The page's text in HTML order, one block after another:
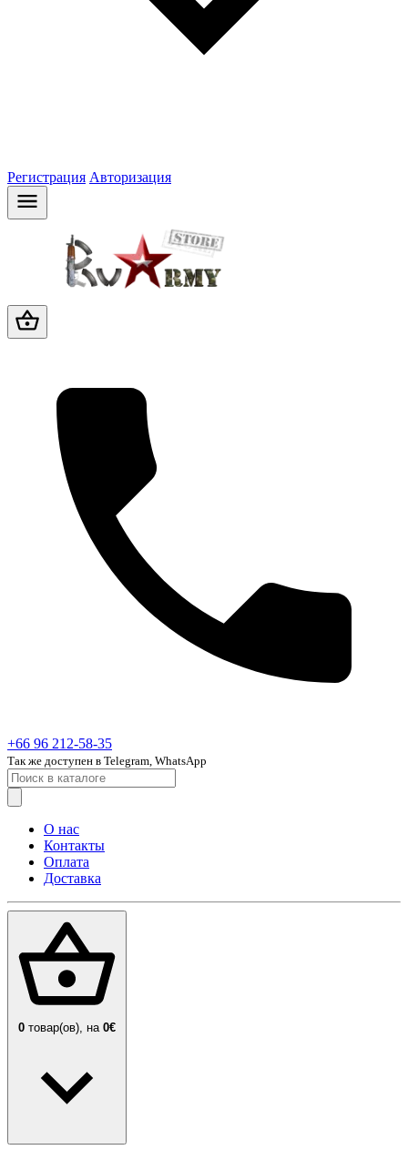
Регистрация Авторизация
+66 96 212-58-35
Так же доступен в Telegram, WhatsApp
О нас
Контакты
Оплата
Доставка
0 товар(ов), на 0€